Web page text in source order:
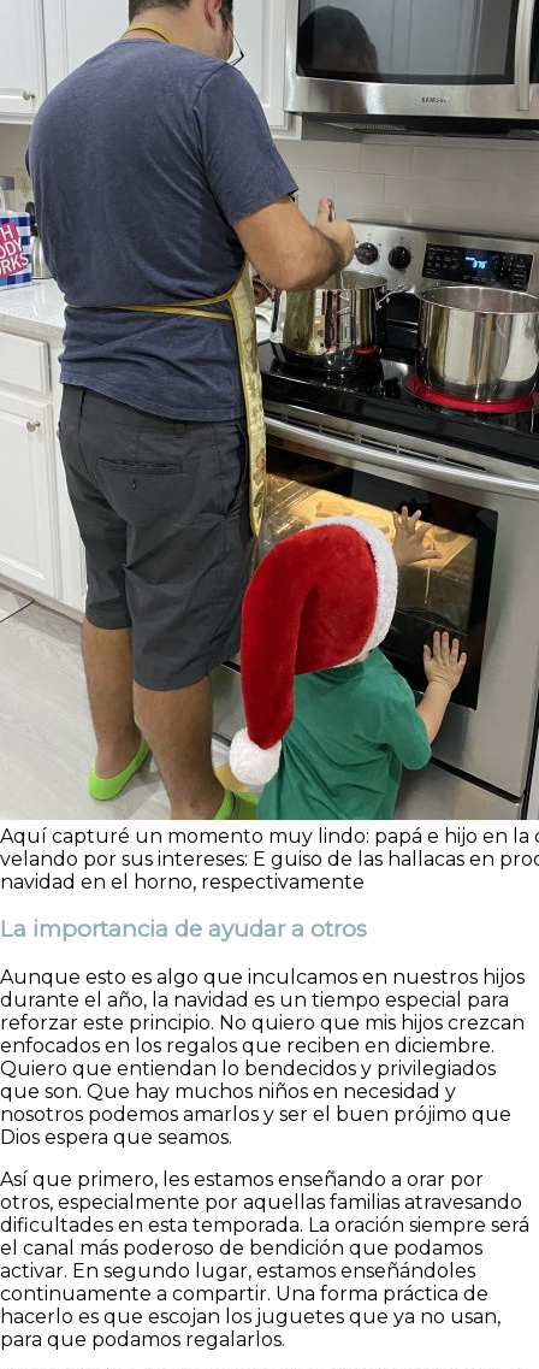
Aquí capturé un momento muy lindo: papá e hijo en la
velando por sus intereses: E guiso de las hallacas en
navidad en el horno, respectivamente
La importancia de ayudar a otros
Aunque esto es algo que inculcamos en nuestros hijos
durante el año, la navidad es un tiempo especial para
reforzar este principio. No quiero que mis hijos crezcan
enfocados en los regalos que reciben en diciembre.
Quiero que entiendan lo bendecidos y privilegiados
que son. Que hay muchos niños en necesidad y
nosotros podemos amarlos y ser el buen prójimo que
Dios espera que seamos.
Así que primero, les estamos enseñando a orar por
otros, especialmente por aquellas familias atravesando
dificultades en esta temporada. La oración siempre será
el canal más poderoso de bendición que podamos
activar. En segundo lugar, estamos enseñándoles
continuamente a compartir. Una forma práctica de
hacerlo es que escojan los juguetes que ya no usan,
para que podamos regalarlos.